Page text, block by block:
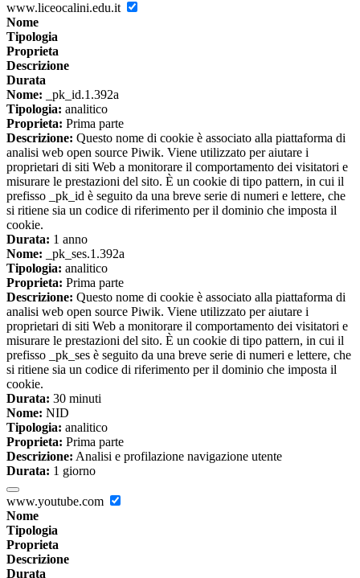
www.liceocalini.edu.it
Nome
Tipologia
Proprieta
Descrizione
Durata
Nome: _pk_id.1.392a
Tipologia: analitico
Proprieta: Prima parte
Descrizione: Questo nome di cookie è associato alla piattaforma di
analisi web open source Piwik. Viene utilizzato per aiutare i
proprietari di siti Web a monitorare il comportamento dei visitatori e
misurare le prestazioni del sito. È un cookie di tipo pattern, in cui il
prefisso _pk_id è seguito da una breve serie di numeri e lettere, che
si ritiene sia un codice di riferimento per il dominio che imposta il
cookie.
Durata: 1 anno
Nome: _pk_ses.1.392a
Tipologia: analitico
Proprieta: Prima parte
Descrizione: Questo nome di cookie è associato alla piattaforma di
analisi web open source Piwik. Viene utilizzato per aiutare i
proprietari di siti Web a monitorare il comportamento dei visitatori e
misurare le prestazioni del sito. È un cookie di tipo pattern, in cui il
prefisso _pk_ses è seguito da una breve serie di numeri e lettere, che
si ritiene sia un codice di riferimento per il dominio che imposta il
cookie.
Durata: 30 minuti
Nome: NID
Tipologia: analitico
Proprieta: Prima parte
Descrizione: Analisi e profilazione navigazione utente
Durata: 1 giorno
www.youtube.com
Nome
Tipologia
Proprieta
Descrizione
Durata